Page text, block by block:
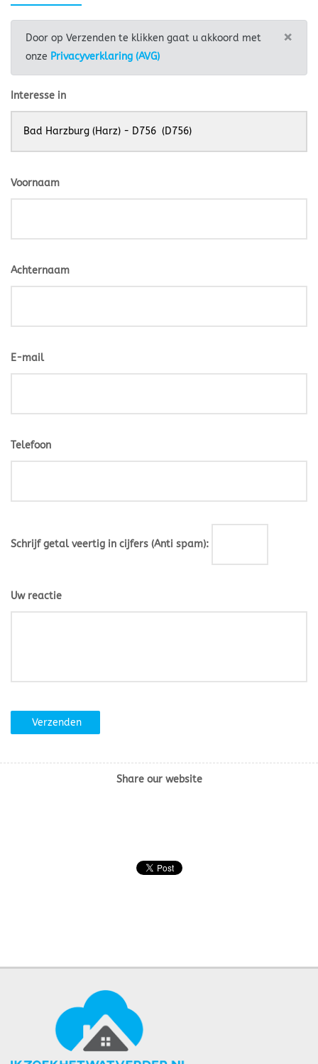
×
Door op Verzenden te klikken gaat u akkoord met
onze Privacyverklaring (AVG)
Interesse in
Voornaam
Achternaam
E-mail
Telefoon
Schrijf getal veertig in cijfers (Anti spam):
Uw reactie
Verzenden
Share our website